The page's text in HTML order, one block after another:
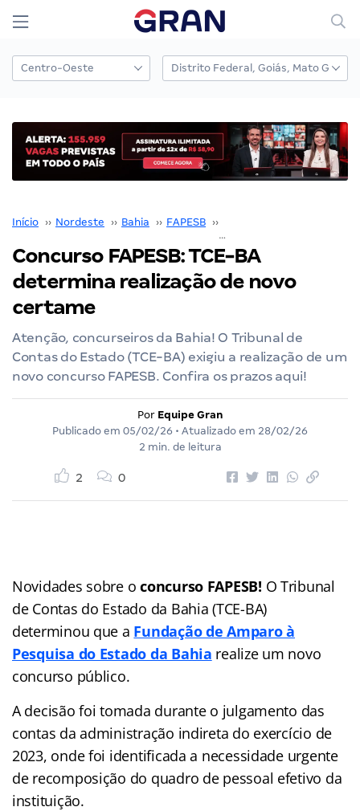
Início ›› Nordeste ›› Bahia ›› FAPESB ››
Concurso FAPESB: TCE-BA
determina realização de novo
certame
Atenção, concurseiros da Bahia! O Tribunal de
Contas do Estado (TCE-BA) exigiu a realização de um
novo concurso FAPESB. Confira os prazos aqui!
Por Equipe Gran
Publicado em 05/02/26 • Atualizado em 28/02/26
2 min. de leitura
2 0
Novidades sobre oconcurso FAPESB! O Tribunal
de Contas do Estado da Bahia (TCE-BA)
determinou que a Fundação de Amparo à
Pesquisa do Estado da Bahia realize um novo
concurso público.
A decisão foi tomada durante o julgamento das
contas da administração indireta do exercício de
2023, onde foi identificada a necessidade urgente
de recomposição do quadro de pessoal efetivo da
instituição.